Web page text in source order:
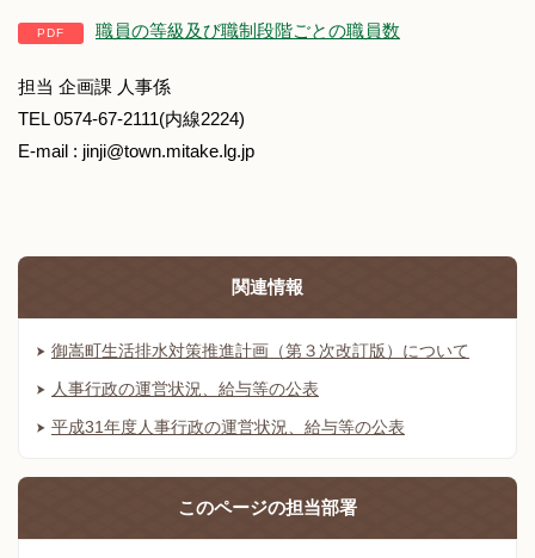
職員の等級及び職制段階ごとの職員数
担当 企画課 人事係
TEL 0574-67-2111(内線2224)
E-mail : jinji@town.mitake.lg.jp
関連情報
御嵩町生活排水対策推進計画（第３次改訂版）について
人事行政の運営状況、給与等の公表
平成31年度人事行政の運営状況、給与等の公表
このページの担当部署